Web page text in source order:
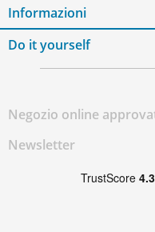
Informazioni
Do it yourself
Negozio online
Newsletter